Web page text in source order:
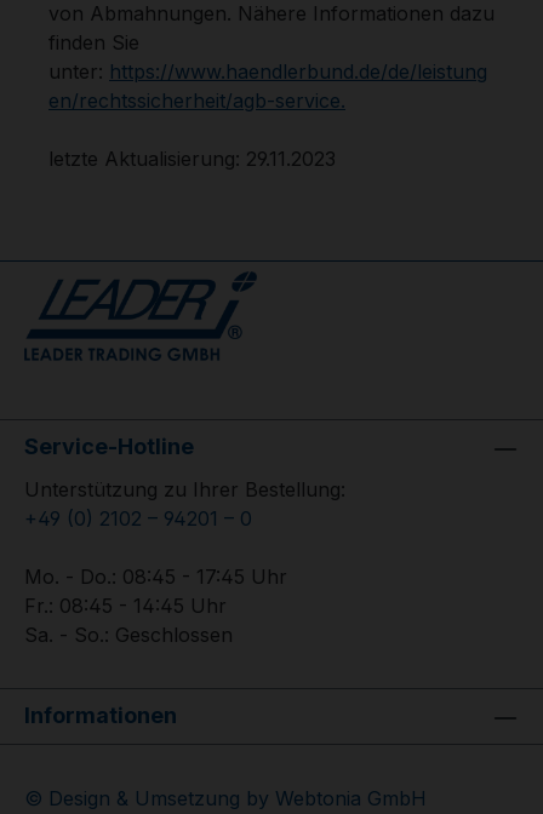
von Abmahnungen. Nähere Informationen dazu
finden Sie
unter: https://www.haendlerbund.de/de/leistung
en/rechtssicherheit/agb-service.
letzte Aktualisierung: 29.11.2023
Service-Hotline
Unterstützung zu Ihrer Bestellung:
+49 (0) 2102 – 94201 – 0
Mo. - Do.: 08:45 - 17:45 Uhr
Fr.: 08:45 - 14:45 Uhr
Sa. - So.: Geschlossen
Informationen
© Design & Umsetzung by Webtonia GmbH